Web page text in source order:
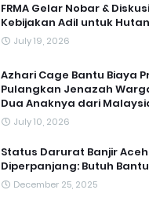
FRMA Gelar Nobar &
Kebijakan Adil untuk
July 19, 2026
Azhari Cage Bantu Biaya
Pulangkan Jenazah
Dua Anaknya dari
July 10, 2026
Status Darurat Banjir
Diperpanjang: Butuh
December 25, 2025